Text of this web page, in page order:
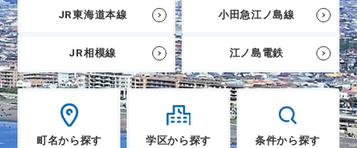
JR東海道本線 小田急江ノ島線
JR相模線 江ノ島電鉄
町名から探す 学区から探す 条件から探す